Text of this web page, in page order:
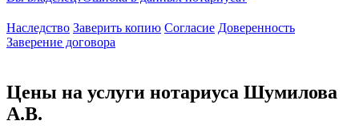
Наследство Заверить копию Согласие Доверенность
Заверение договора
Цены на услуги нотариуса Шумилова
А.В.